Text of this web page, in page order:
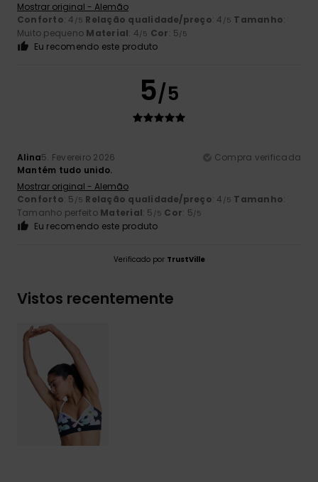
Mostrar original - Alemão
Conforto: 4 /5 Relação qualidade/preço: 4 /5 Tamanho:
Muito pequeno Material: 4/5 Cor: 5/5
Eu recomendo este produto
5/5
Alina5. Fevereiro 2026
Compra verificada
Mantém tudo unido.
Mostrar original - Alemão
Conforto: 5 /5 Relação qualidade/preço: 4 /5 Tamanho:
Tamanho perfeito Material: 5 /5 Cor: 5/5
Eu recomendo este produto
Verificado por TrustVille
Vistos recentemente